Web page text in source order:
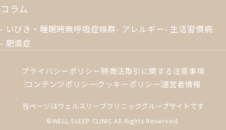
コラム
いびき・睡眠時無呼吸症候群 アレルギー 生活習慣病
肥満症
プライバシーポリシー特商法取引に関する注意事項
コンテンツポリシー クッキーポリシー運営者情報
当ページはウェルスリープクリニックグループサイトです
©WELL SLEEP CLINIC All Rights Reserved.